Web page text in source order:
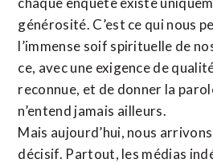
générosité. C’est ce qui nous
l’immense soif spirituelle de
ce, avec une exigence de
reconnue, et de donner la
n’entend jamais ailleurs.
Mais aujourd’hui, nous
décisif. Partout, les médias